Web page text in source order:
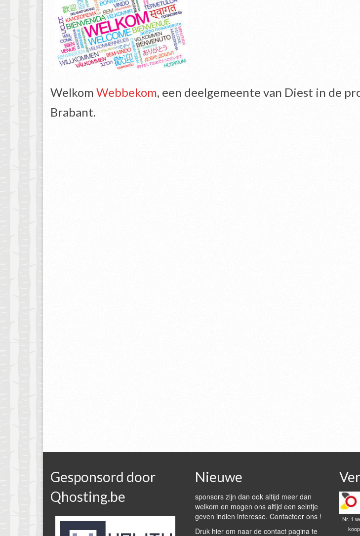
Welkom Webbekom, een deelgemeente van Diest in de
Brabant.
Gesponsord door
Qhosting.be
Nieuwe
sponsors zijn dan ook altijd meer dan
welkom en mogen ons altijd een seintje
geven indien interesse. Contacteer ons !
Druk hier om naar de contact pagina te
Nr. 1